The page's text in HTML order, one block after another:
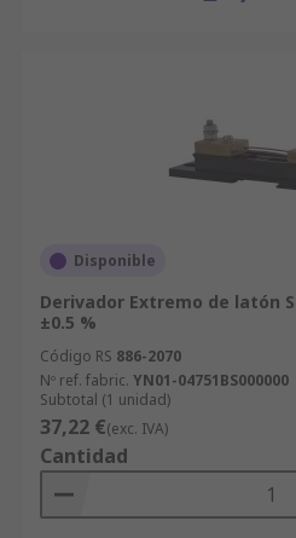
Disponible
Derivador Extremo de latón
±0.5 %
Código RS 886-2070
Nº ref. fabric. YN01-04751BS000000
Subtotal (1 unidad)
37,22 €(exc. IVA)
Cantidad